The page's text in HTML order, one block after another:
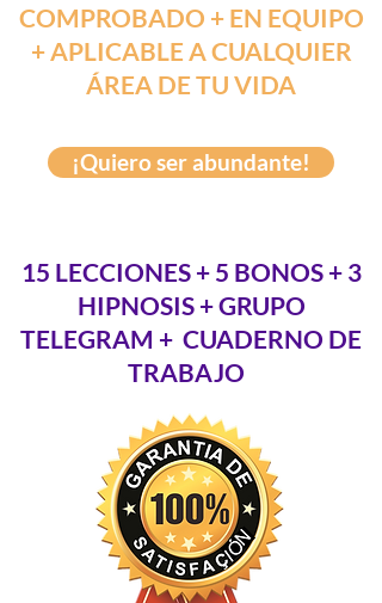
COMPROBADO + EN EQUIPO
+ APLICABLE A CUALQUIER
ÁREA DE TU VIDA
¡Quiero ser abundante!
15 LECCIONES + 5 BONOS + 3
HIPNOSIS + GRUPO
TELEGRAM + CUADERNO DE
TRABAJO